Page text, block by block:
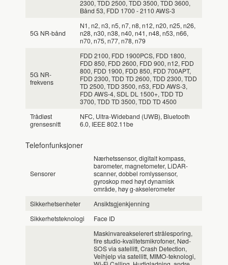
2300, TDD 2500, TDD 3500, TDD 3600,
Bånd 53, FDD 1700 - 2110 AWS-3
5G NR-bånd
N1, n2, n3, n5, n7, n8, n12, n20, n25, n26,
n28, n30, n38, n40, n41, n48, n53, n66,
n70, n75, n77, n78, n79
5G NR-
frekvens
FDD 2100, FDD 1900PCS, FDD 1800,
FDD 850, FDD 2600, FDD 900, n12, FDD
800, FDD 1900, FDD 850, FDD 700APT,
FDD 2300, TDD TD 2600, TDD 2300, TDD
TD 2500, TDD 3500, n53, FDD AWS-3,
FDD AWS-4, SDL DL 1500+, TDD TD
3700, TDD TD 3500, TDD TD 4500
Trådløst
grensesnitt
NFC, Ultra-Wideband (UWB), Bluetooth
6.0, IEEE 802.11be
Telefonfunksjoner
Sensorer
Nærhetssensor, digitalt kompass,
barometer, magnetometer, LiDAR-
scanner, dobbel romlyssensor,
gyroskop med høyt dynamisk
område, høy g-akselerometer
Sikkerhetsenheter
Ansiktsgjenkjenning
Sikkerhetsteknologi
Face ID
Maskinvareakselerert strålesporing,
fire studio-kvalitetsmikrofoner, Nød-
SOS via satellitt, Crash Detection,
Veihjelp via satellitt, MIMO-teknologi,